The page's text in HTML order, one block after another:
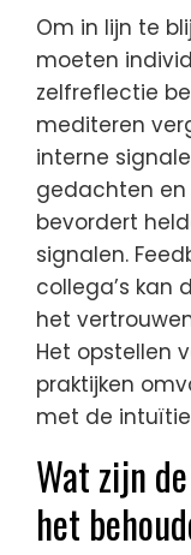
Om in lijn te
moeten
zelfreflectie
mediteren
interne
gedachten en
bevordert
signalen.
collega’s kan
het
Het opstellen
praktijken
met de
Wat zijn
het